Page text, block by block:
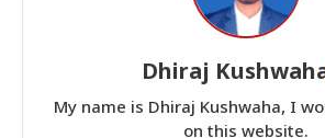
Dhiraj
My name is Dhiraj Kushwaha, I
on this website.